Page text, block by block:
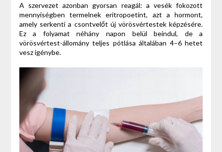
A szervezet azonban gyorsan reagál: a vesék fokozott
mennyiségben termelnek eritropoetint, azt a hormont,
amely serkenti a csontvelőt új vörösvértestek képzésére.
Ez a folyamat néhány napon belül beindul, de a
vörösvértest-állomány teljes pótlása általában 4–6 hetet
vesz igénybe.